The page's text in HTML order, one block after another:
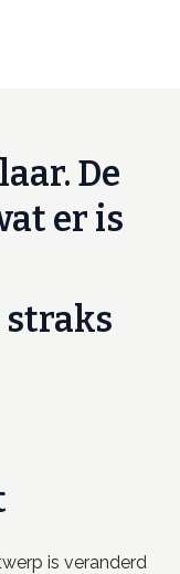
De
er is
is veranderd